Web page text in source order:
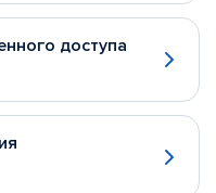
доступа